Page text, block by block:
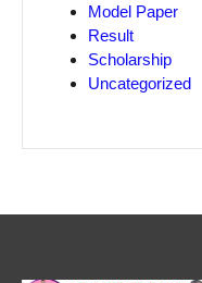
Model Paper
Result
Scholarship
Uncategorized